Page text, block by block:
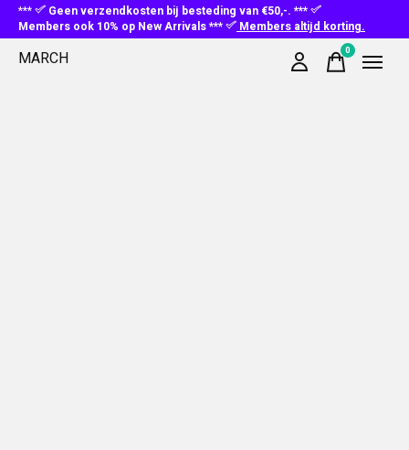
***
Geen verzendkosten bij besteding van €50,-. ***
Members ook 10% op New Arrivals ***
Members altijd korting.
MARCH 0items